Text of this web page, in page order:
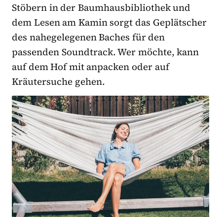
Stöbern in der Baumhausbibliothek und
dem Lesen am Kamin sorgt das Geplätscher
des nahegelegenen Baches für den
passenden Soundtrack. Wer möchte, kann
auf dem Hof mit anpacken oder auf
Kräutersuche gehen.